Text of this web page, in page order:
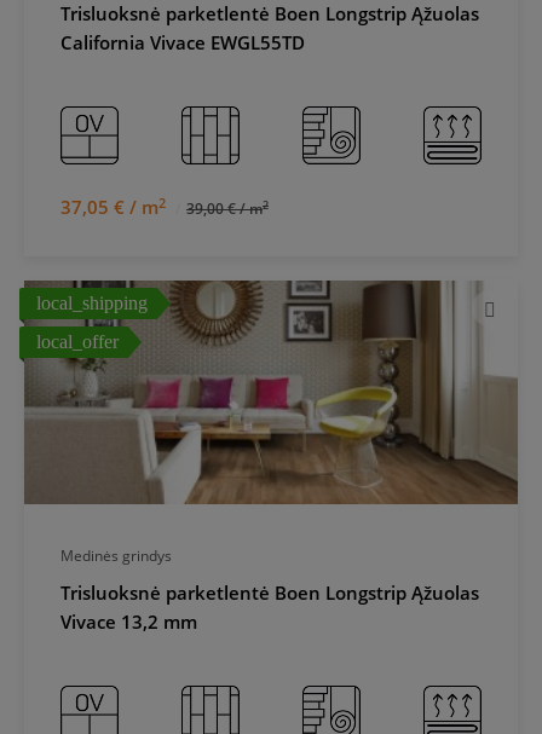
Trisluoksnė parketlentė Boen Longstrip Ąžuolas
California Vivace EWGL55TD
37,05 € / m2 39,00 € / m2
Medinės grindys
Trisluoksnė parketlentė Boen Longstrip Ąžuolas
Vivace 13,2 mm
local_shipping
local_offer